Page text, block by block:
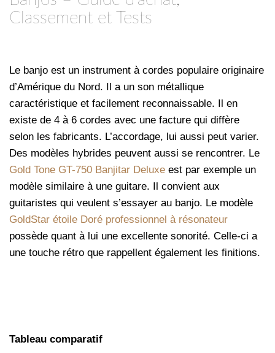
Classement et Tests
Le banjo est un instrument à cordes populaire originaire
d’Amérique du Nord. Il a un son métallique
caractéristique et facilement reconnaissable. Il en
existe de 4 à 6 cordes avec une facture qui diffère
selon les fabricants. L’accordage, lui aussi peut varier.
Des modèles hybrides peuvent aussi se rencontrer. Le
Gold Tone GT-750 Banjitar Deluxe est par exemple un
modèle similaire à une guitare. Il convient aux
guitaristes qui veulent s’essayer au banjo. Le modèle
GoldStar étoile Doré professionnel à résonateur
possède quant à lui une excellente sonorité. Celle-ci a
une touche rétro que rappellent également les finitions.
Tableau comparatif